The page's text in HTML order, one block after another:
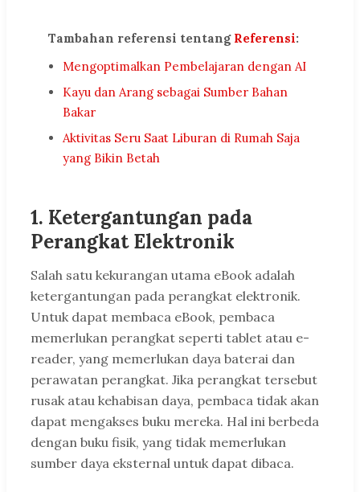
Tambahan referensi tentang Referensi:
Mengoptimalkan Pembelajaran dengan AI
Kayu dan Arang sebagai Sumber Bahan
Bakar
Aktivitas Seru Saat Liburan di Rumah Saja
yang Bikin Betah
1. Ketergantungan pada
Perangkat Elektronik
Salah satu kekurangan utama eBook adalah
ketergantungan pada perangkat elektronik.
Untuk dapat membaca eBook, pembaca
memerlukan perangkat seperti tablet atau e-
reader, yang memerlukan daya baterai dan
perawatan perangkat. Jika perangkat tersebut
rusak atau kehabisan daya, pembaca tidak akan
dapat mengakses buku mereka. Hal ini berbeda
dengan buku fisik, yang tidak memerlukan
sumber daya eksternal untuk dapat dibaca.